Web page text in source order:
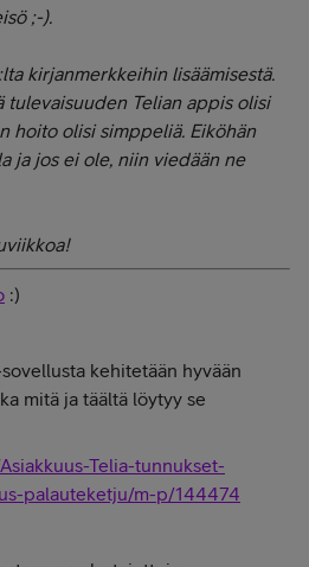
;-).
kirjanmerkkeihin lisäämisestä.
tulevaisuuden Telian appis olisi
hoito olisi simppeliä. Eiköhän
ja jos ei ole, niin viedään ne
:)
kehitetään hyvään
mitä ja täältä löytyy se
Telia-tunnukset-
palauteketju/m-p/144474